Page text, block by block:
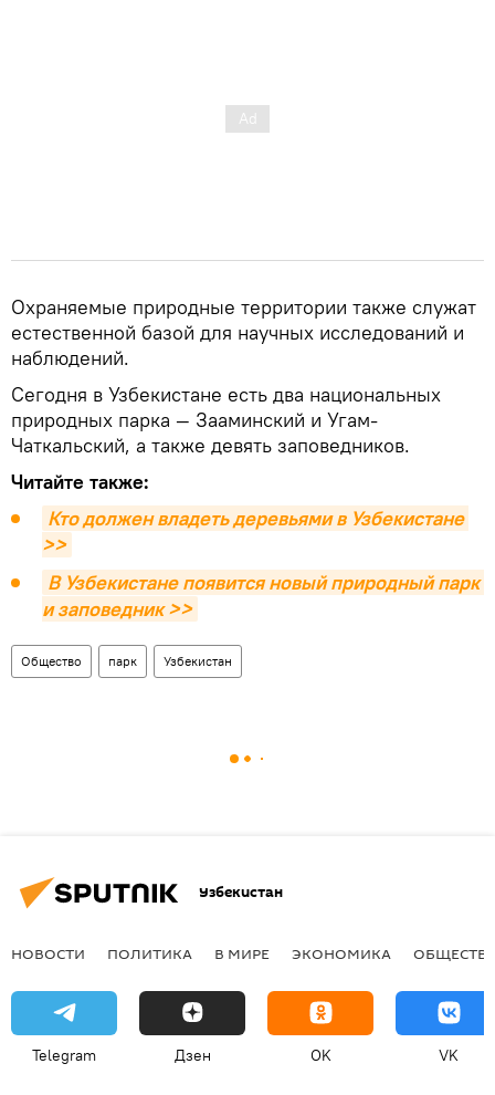
Охраняемые природные территории также служат
естественной базой для научных исследований и
наблюдений.
Сегодня в Узбекистане есть два национальных
природных парка — Зааминский и Угам-
Чаткальский, а также девять заповедников.
Читайте также:
Кто должен владеть деревьями в Узбекистане
>>
В Узбекистане появится новый природный парк
и заповедник >>
Общество парк Узбекистан
Узбекистан
НОВОСТИ ПОЛИТИКА В МИРЕ ЭКОНОМИКА
Telegram Дзен OK VK